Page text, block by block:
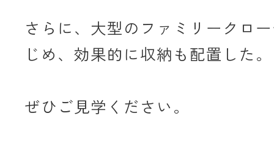
さらに、大型のファミリークロ
じめ、効果的に収納も配置した。
ぜひご見学ください。